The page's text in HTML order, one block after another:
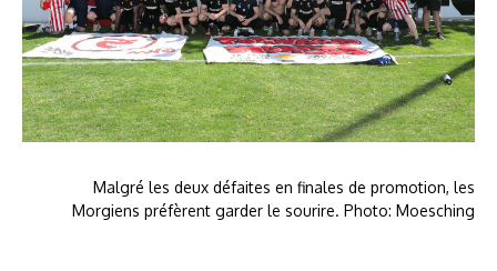
Malgré les deux défaites en finales de promotion, les
Morgiens préfèrent garder le sourire. Photo: Moesching